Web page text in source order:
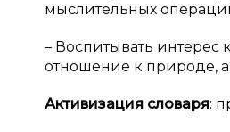
мыслительных
– Воспитывать интерес
отношение к природе,
Активизация словаря: